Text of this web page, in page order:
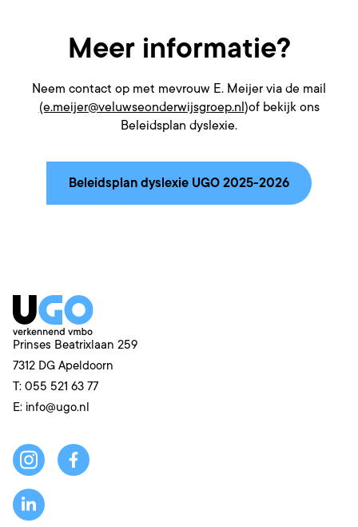
Meer informatie?
Neem contact op met mevrouw E. Meijer via de mail
(e.meijer@veluwseonderwijsgroep.nl )of bekijk ons
Beleidsplan dyslexie.
Beleidsplan dyslexie UGO 2025-2026
Prinses Beatrixlaan 259
7312 DG Apeldoorn
T: 055 521 63 77
E: info@ugo.nl